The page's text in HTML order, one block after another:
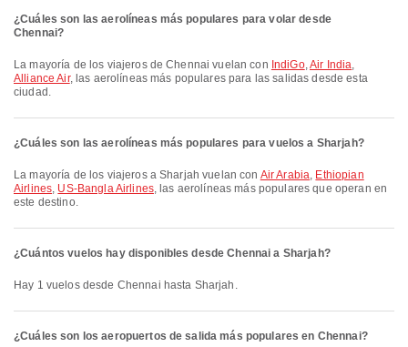
¿Cuáles son las aerolíneas más populares para volar desde
Chennai?
La mayoría de los viajeros de Chennai vuelan con IndiGo,Air India,
Alliance Air, las aerolíneas más populares para las salidas desde esta
ciudad.
¿Cuáles son las aerolíneas más populares para vuelos a Sharjah?
La mayoría de los viajeros a Sharjah vuelan con Air Arabia, Ethiopian
Airlines, US-Bangla Airlines, las aerolíneas más populares que operan en
este destino.
¿Cuántos vuelos hay disponibles desde Chennai a Sharjah?
Hay 1 vuelos desde Chennai hasta Sharjah.
¿Cuáles son los aeropuertos de salida más populares en Chennai?